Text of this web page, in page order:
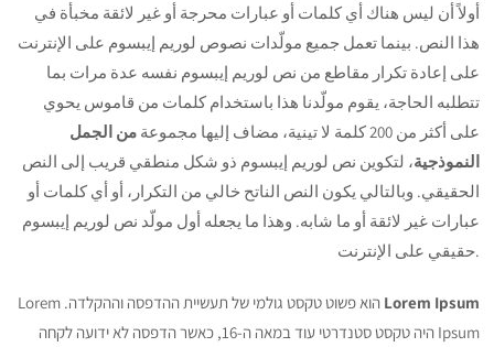
أولاً أن ليس هناك أي كلمات أو عبارات محرجة أو غير لائقة مخبأة في
هذا النص. بينما تعمل جميع مولّدات نصوص لوريم إيبسوم على الإنترنت
على إعادة تكرار مقاطع من نص لوريم إيبسوم نفسه عدة مرات بما
تتطلبه الحاجة، يقوم مولّدنا هذا باستخدام كلمات من قاموس يحوي
على أكثر من 200 كلمة لا تينية، مضاف إليها مجموعة
من الجمل
النموذجية، لتكوين نص لوريم إيبسوم ذو شكل منطقي قريب إلى النص
الحقيقي. وبالتالي يكون النص الناتح خالي من التكرار، أو أي كلمات أو
عبارات غير لائقة أو ما شابه. وهذا ما يجعله أول مولّد نص لوريم إيبسوم
حقيقي على الإنترنت.
Lorem Ipsum
הוא פשוט טקסט גולמי של תעשיית ההדפסה וההקלדה. Lorem
Ipsum היה טקסט סטנדרטי עוד במאה ה-16, כאשר הדפסה לא ידועה לקחה